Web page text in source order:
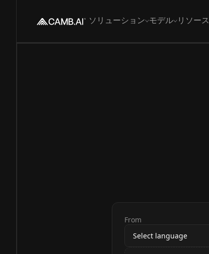
ソリューション モデル リソース
From
Select language